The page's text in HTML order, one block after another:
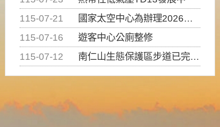
115-07-21
國家太空中心為辦理2026台灣盃火箭競賽，陸、海、空域警戒及協調相關事宜，因颱風備案事宜
115-07-16
遊客中心公廁整修
115-07-12
南仁山生態保護區步道已完成修復，自115年7月13日（星期一）起恢復開放入園，歡迎民眾依規定申請入園....